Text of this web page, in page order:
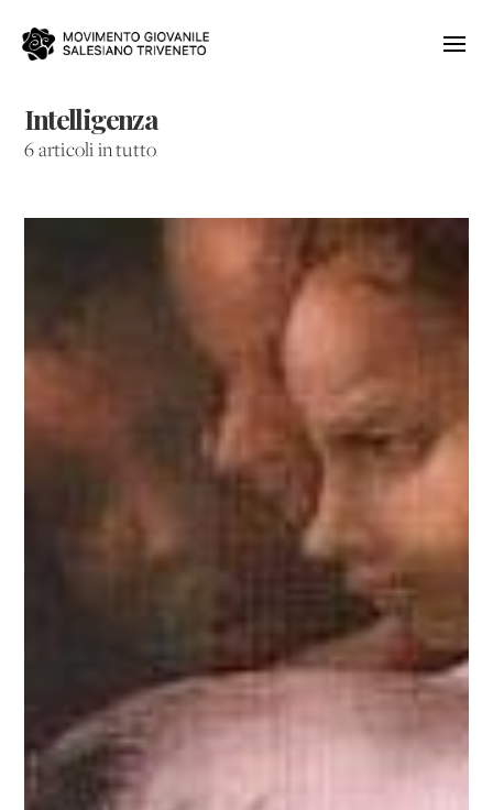
Intelligenza
6 articoli in tutto